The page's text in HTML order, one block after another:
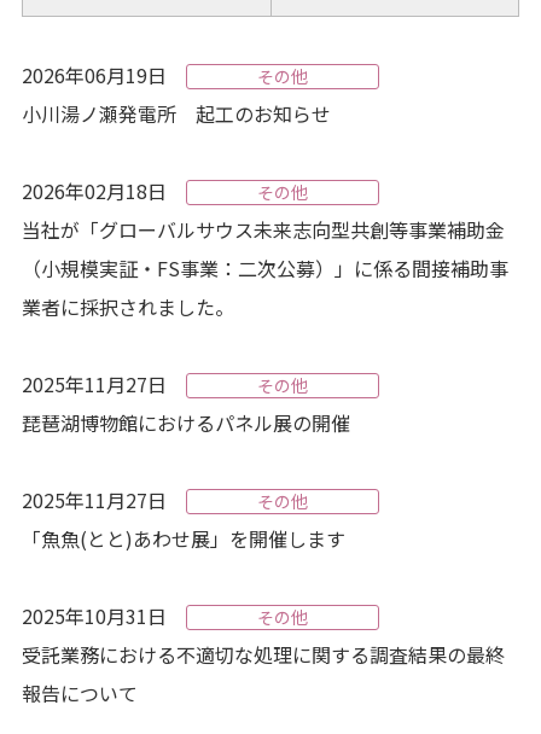
2026年06月19日 その他
小川湯ノ瀬発電所 起工のお知らせ
2026年02月18日 その他
当社が「グローバルサウス未来志向型共創等事業補助金
（小規模実証・FS事業：二次公募）」に係る間接補助事
業者に採択されました。
2025年11月27日 その他
琵琶湖博物館におけるパネル展の開催
2025年11月27日 その他
「魚魚(とと)あわせ展」を開催します
2025年10月31日 その他
受託業務における不適切な処理に関する調査結果の最終
報告について